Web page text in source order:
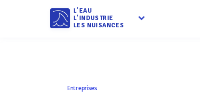
L'EAU
L'INDUSTRIE
LES NUISANCES
Entreprises